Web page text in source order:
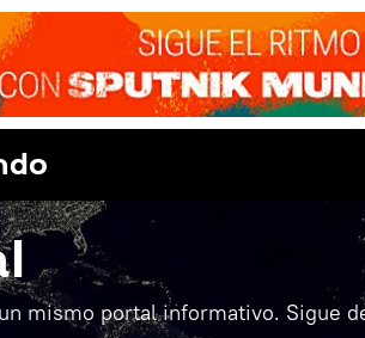
mismo portal informativo. Sigue